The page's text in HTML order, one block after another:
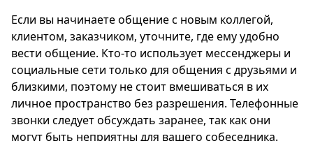
Если вы начинаете общение с новым коллегой,
клиентом, заказчиком, уточните, где ему удобно
вести общение. Кто-то использует мессенджеры и
социальные сети только для общения с друзьями и
близкими, поэтому не стоит вмешиваться в их
личное пространство без разрешения. Телефонные
звонки следует обсуждать заранее, так как они
могут быть неприятны для вашего собеседника.